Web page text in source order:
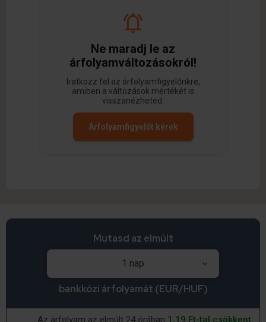
Ne maradj le az
árfolyamváltozásokról!
Iratkozz fel az árfolyamfigyelőnkre,
amiben a változások mértékét is
visszanézheted.
Árfolyamfigyelőt kérek
Mutasd az elmúlt
bankközi árfolyamát (EUR/HUF)
Az árfolyam az elmúlt 24 órában 1,19 Ft-tal csökkent.